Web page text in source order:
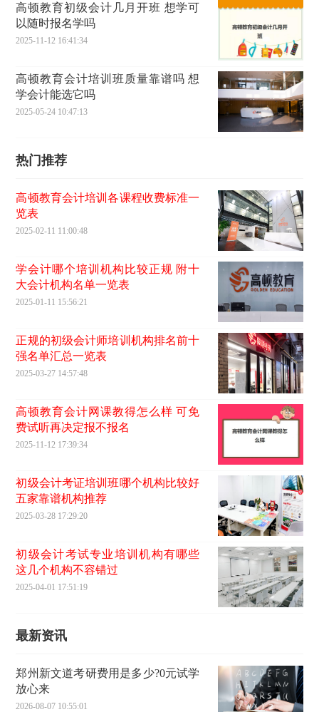
高顿教育初级会计几月开班 想学可
以随时报名学吗
2025-11-12 16:41:34
高顿教育会计培训班质量靠谱吗 想
学会计能选它吗
2025-05-24 10:47:13
热门推荐
高顿教育会计培训各课程收费标准一
览表
2025-02-11 11:00:48
学会计哪个培训机构比较正规 附十
大会计机构名单一览表
2025-01-11 15:56:21
正规的初级会计师培训机构排名前十
强名单汇总一览表
2025-03-27 14:57:48
高顿教育会计网课教得怎么样 可免
费试听再决定报不报名
2025-11-12 17:39:34
初级会计考证培训班哪个机构比较好
五家靠谱机构推荐
2025-03-28 17:29:20
初级会计考试专业培训机构有哪些
这几个机构不容错过
2025-04-01 17:51:19
最新资讯
郑州新文道考研费用是多少?0元试学
放心来
2026-08-07 10:55:01